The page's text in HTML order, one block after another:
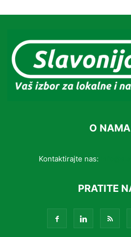
O NAMA
Kontaktirajte nas:
PRATITE